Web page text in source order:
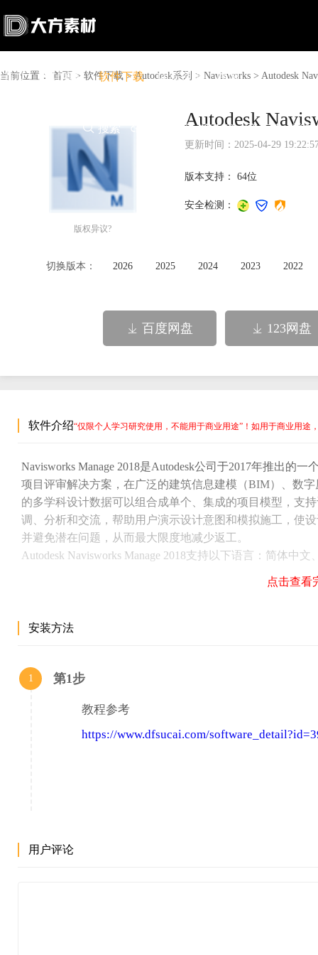
首页 设计素材 软件下载 问答资讯 商城
 搜索  上传赚钱  VIP  充值 登录
当前位置： 首页 > 软件下载>Autodesk系列 > Navisworks > Autodesk
版权异议?
Autodesk
更新时间：2025-04-29
版本支持： 64位
安全检测：
切换版本： 2026 2025 2024 2023 2022
 百度网盘  123网盘
软件介绍“仅限个人学习研究使用，不能用于商业用途”！如用于商业用
Navisworks Manage 2018是Autodesk公司于2017年推出的
项目评审解决方案，在广泛的建筑信息建模（BIM）、数
的多学科设计数据可以组合成单个、集成的项目模型，支
调、分析和交流，帮助用户演示设计意图和模拟施工，使
并避免潜在问题，从而最大限度地减少返工。
Autodesk Navisworks Manage 2018支持以下语言：简体中
语、朝鲜语、捷克语、西班牙语、意大利语、匈牙利语、
们在这里为大家整理出来，但无法保证下载地址长期有效
1、Autodesk Navisworks Manage 2018 64位多国语言版下载
http://dds.autodesk.com/NET18SWDLD/2018/NAVMAN/
点击查看
安装方法
1 第1步
教程参考
https://www.dfsucai.com/
用户评论